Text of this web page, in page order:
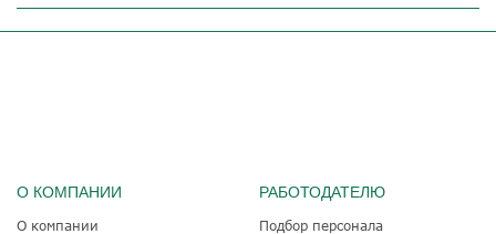
О КОМПАНИИ
О компании
РАБОТОДАТЕЛЮ
Подбор персонала